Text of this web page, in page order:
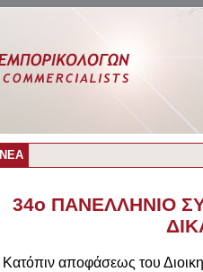
ΝΕΑ
34ο ΠΑΝΕΛΛΗΝΙΟ
Κατόπιν αποφάσεως του